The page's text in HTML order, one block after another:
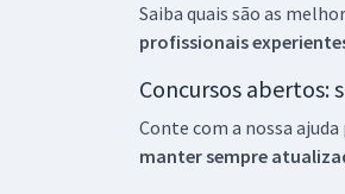
Saiba quais são as
profissionais
Concursos abertos:
Conte com a nossa
manter sempre